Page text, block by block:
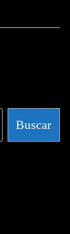
Buscar